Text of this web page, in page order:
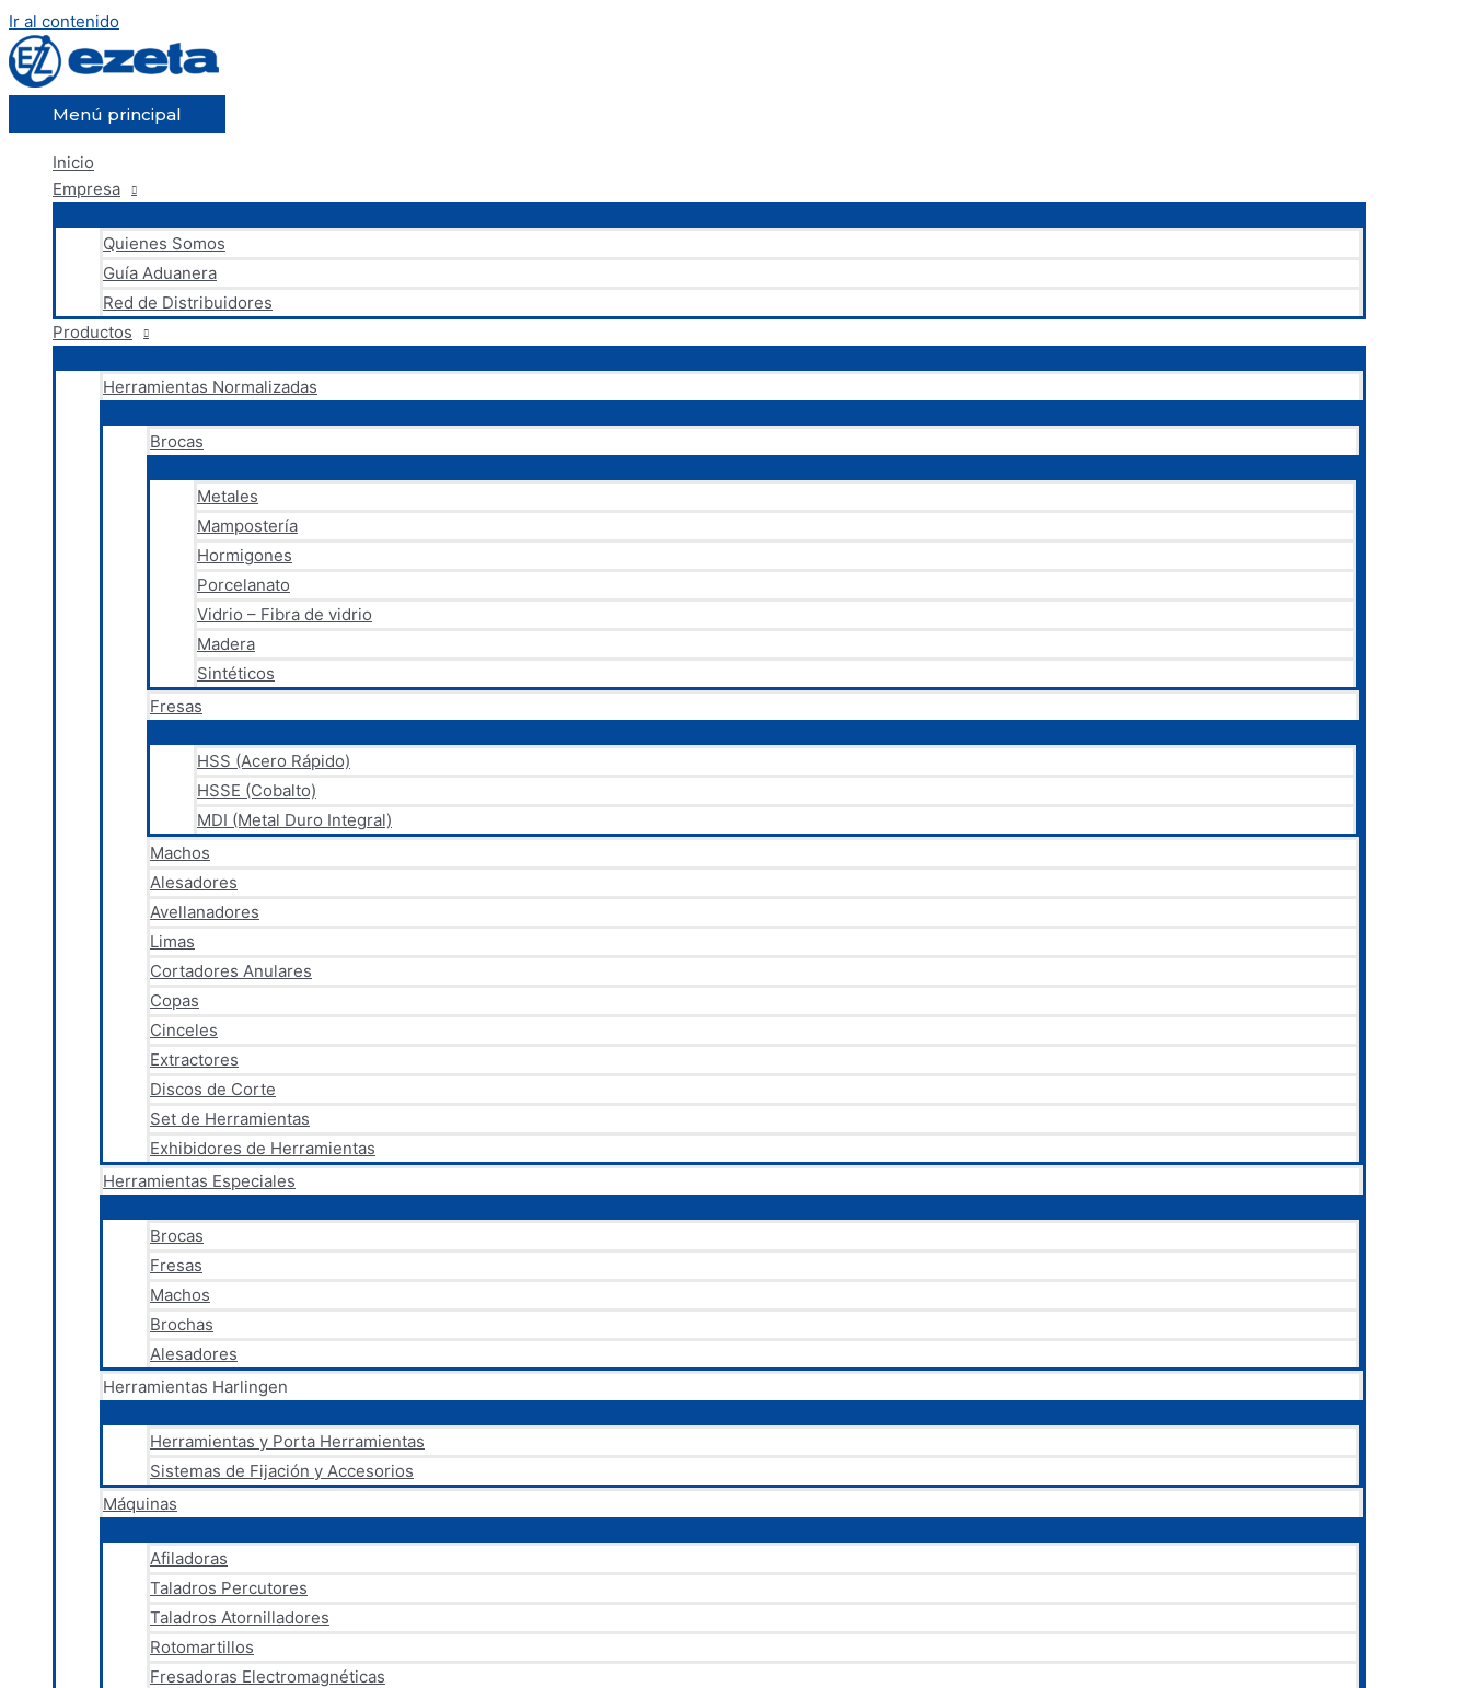
Ir al contenido
Menú principal
Inicio
Empresa
Quienes Somos
Guía Aduanera
Red de Distribuidores
Productos
Herramientas Normalizadas
Brocas
Metales
Mampostería
Hormigones
Porcelanato
Vidrio – Fibra de vidrio
Madera
Sintéticos
Fresas
HSS (Acero Rápido)
HSSE (Cobalto)
MDI (Metal Duro Integral)
Machos
Alesadores
Avellanadores
Limas
Cortadores Anulares
Copas
Cinceles
Extractores
Discos de Corte
Set de Herramientas
Exhibidores de Herramientas
Herramientas Especiales
Brocas
Fresas
Machos
Brochas
Alesadores
Herramientas Harlingen
Herramientas y Porta Herramientas
Sistemas de Fijación y Accesorios
Máquinas
Afiladoras
Taladros Percutores
Taladros Atornilladores
Rotomartillos
Fresadoras Electromagnéticas